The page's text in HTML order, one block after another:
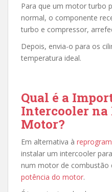
Para que um motor turbo
normal, o componente
turbo e compressor,
Depois, envia-o para os
temperatura ideal.
Qual é a
Intercooler na
Motor?
Em alternativa à
instalar um intercooler
num motor de combustão
potência do motor.